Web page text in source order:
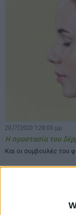
20/7/2020 1:28:00 μμ
Η προστασία του
Και οι συμβουλές του